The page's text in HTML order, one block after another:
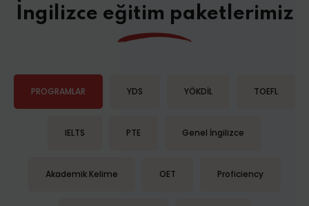
İngilizce eğitim paketlerimiz
PROGRAMLAR YDS YÖKDİL TOEFL
IELTS PTE Genel İngilizce
Akademik Kelime OET Proficiency